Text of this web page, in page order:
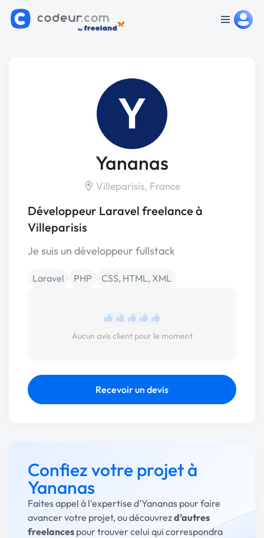
Y
Yananas
Villeparisis, France
Développeur Laravel freelance à
Villeparisis
Je suis un développeur fullstack
Laravel PHP CSS, HTML, XML
Aucun avis client pour le moment
Recevoir un devis
Confiez votre projet à
Yananas
Faites appel à l'expertise d’Yananas pour faire
avancer votre projet, ou découvrezd'autres
freelances pour trouver celui qui correspondra